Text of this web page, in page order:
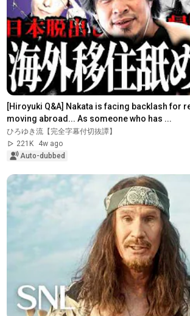
[Hiroyuki Q&A] Nakata is facing backlash for
moving abroad... As someone who has ...
ひろゆき流【完全字幕付切抜譚】
221K
4w ago
Auto-dubbed